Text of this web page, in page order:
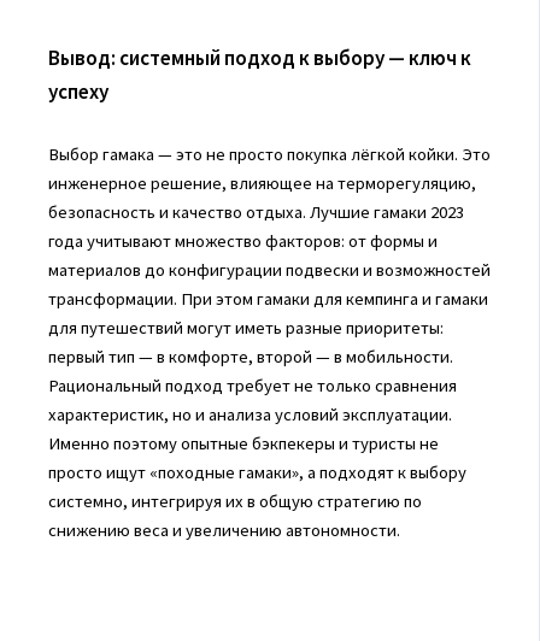
Вывод: системный подход к выбору — ключ к
успеху
Выбор гамака — это не просто покупка лёгкой койки. Это
инженерное решение, влияющее на терморегуляцию,
безопасность и качество отдыха. Лучшие гамаки 2023
года учитывают множество факторов: от формы и
материалов до конфигурации подвески и возможностей
трансформации. При этом гамаки для кемпинга и гамаки
для путешествий могут иметь разные приоритеты:
первый тип — в комфорте, второй — в мобильности.
Рациональный подход требует не только сравнения
характеристик, но и анализа условий эксплуатации.
Именно поэтому опытные бэкпекеры и туристы не
просто ищут «походные гамаки», а подходят к выбору
системно, интегрируя их в общую стратегию по
снижению веса и увеличению автономности.